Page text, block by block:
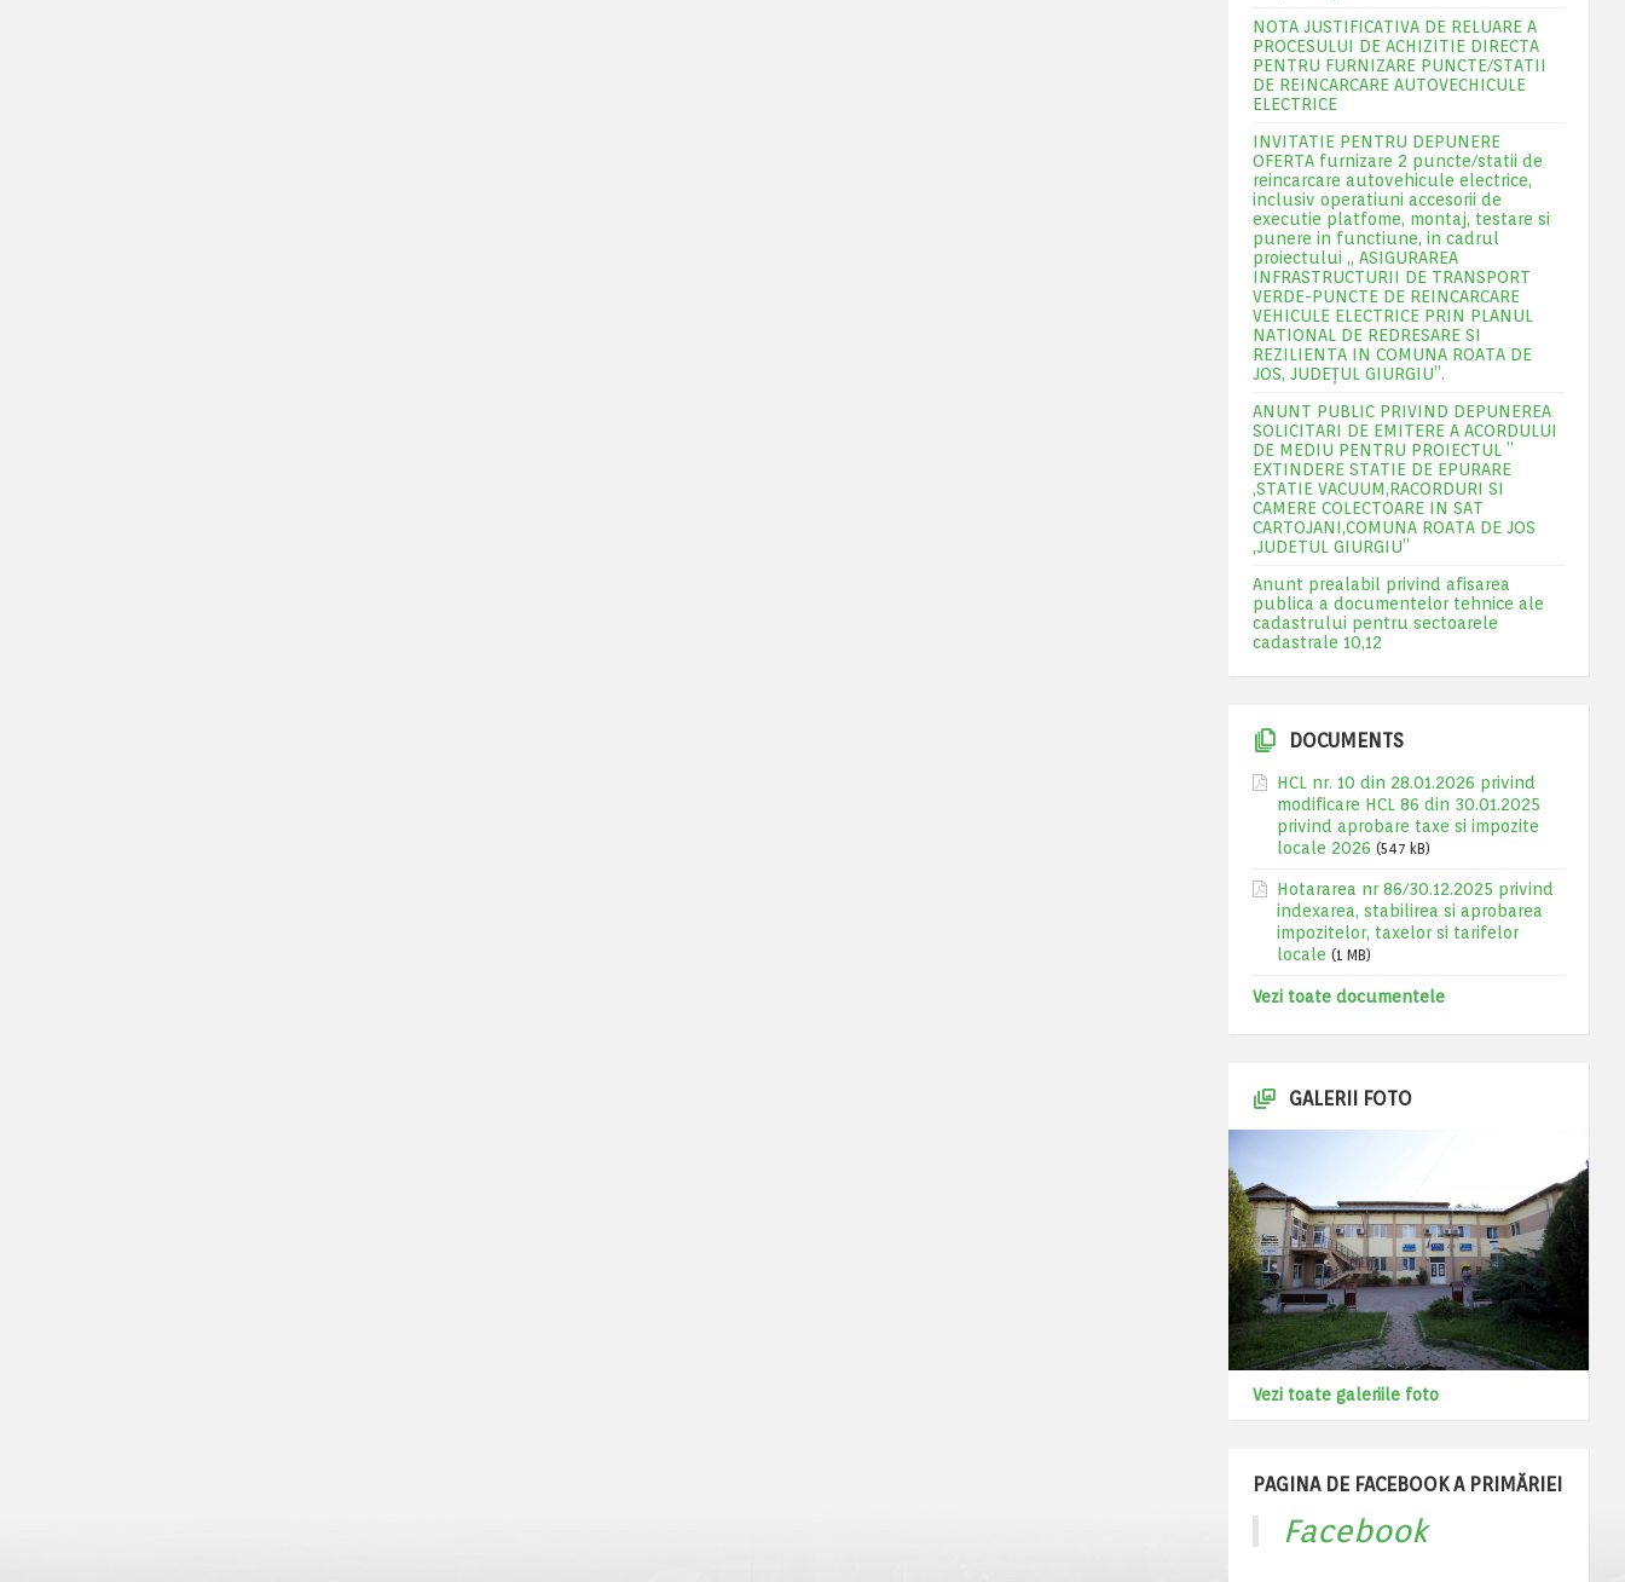
NOTA JUSTIFICATIVA DE RELUARE A
PROCESULUI DE ACHIZITIE DIRECTA
PENTRU FURNIZARE PUNCTE/STATII
DE REINCARCARE AUTOVECHICULE
ELECTRICE
INVITATIE PENTRU DEPUNERE
OFERTA furnizare 2 puncte/statii de
reincarcare autovehicule electrice,
inclusiv operatiuni accesorii de
executie platfome, montaj, testare si
punere in functiune, in cadrul
proiectului „ ASIGURAREA
INFRASTRUCTURII DE TRANSPORT
VERDE-PUNCTE DE REINCARCARE
VEHICULE ELECTRICE PRIN PLANUL
NATIONAL DE REDRESARE SI
REZILIENTA IN COMUNA ROATA DE
JOS, JUDEŢUL GIURGIU”.
ANUNT PUBLIC PRIVIND DEPUNEREA
SOLICITARI DE EMITERE A ACORDULUI
DE MEDIU PENTRU PROIECTUL ”
EXTINDERE STATIE DE EPURARE
,STATIE VACUUM,RACORDURI SI
CAMERE COLECTOARE IN SAT
CARTOJANI,COMUNA ROATA DE JOS
,JUDETUL GIURGIU”
Anunt prealabil privind afisarea
publica a documentelor tehnice ale
cadastrului pentru sectoarele
cadastrale 10,12
DOCUMENTS
HCL nr. 10 din 28.01.2026 privind
modificare HCL 86 din 30.01.2025
privind aprobare taxe si impozite
locale 2026 (547 kB)
Hotararea nr 86/30.12.2025 privind
indexarea, stabilirea si aprobarea
impozitelor, taxelor si tarifelor
locale (1 MB)
Vezi toate documentele
GALERII FOTO
Vezi toate galeriile foto
PAGINA DE FACEBOOK A PRIMĂRIEI
Facebook